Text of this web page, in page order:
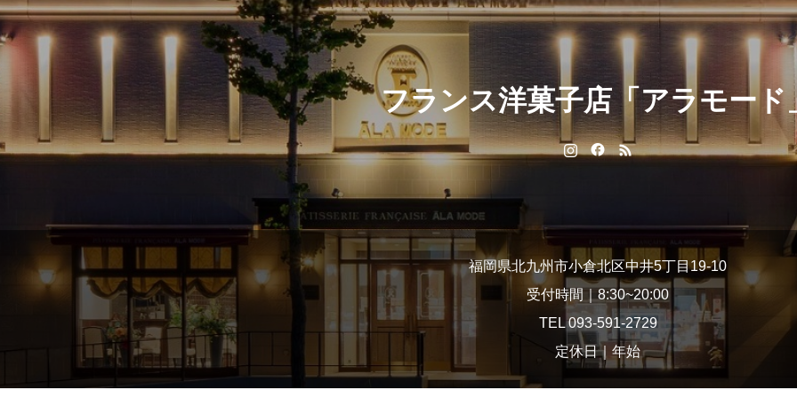
フランス洋菓子店「アラモード
福岡県北九州市小倉北区中井5丁目19-10
受付時間｜8:30~20:00
TEL 093-591-2729
定休日｜年始